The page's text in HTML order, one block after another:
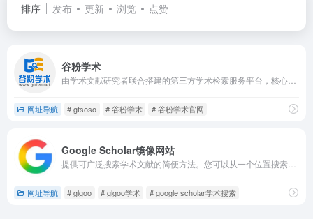
排序 发布 更新 浏览 点赞
谷粉学术
网址导航 # gfsoso # 谷粉学术 # 谷粉学术官网
Google Scholar镜像网站
网址导航 # glgoo # glgoo学术 # google scholar学术搜索